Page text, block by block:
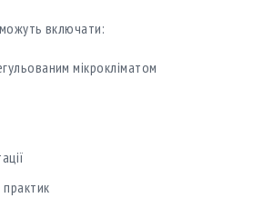
включати:
мікрокліматом